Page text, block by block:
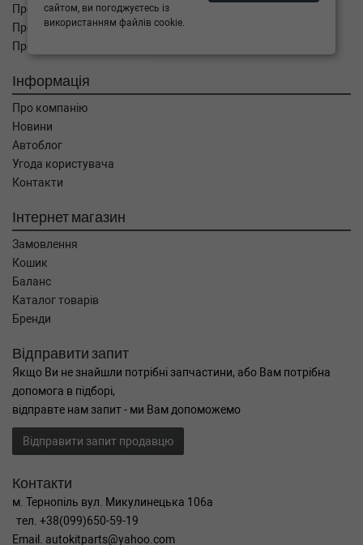
Про оплату
Про доставку
Про повернення
Інформація
Про компанію
Новини
Автоблог
Угода користувача
Контакти
Інтернет магазин
Замовлення
Кошик
Баланс
Каталог товарів
Бренди
Відправити запит
Якщо Ви не знайшли потрібні запчастини, або Вам потрібна
допомога в підборі,
відправте нам запит - ми Вам допоможемо
Відправити запит продавцю
Контакти
м. Тернопіль вул. Микулинецька 106а
тел. +38(099)650-59-19
Email. autokitparts@yahoo.com
сайтом, ви погоджуєтесь із
використанням файлів cookie.